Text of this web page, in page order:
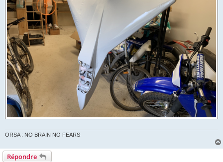
ORSA : NO BRAIN NO FEARS
Répondre